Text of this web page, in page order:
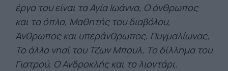
έργα του είναι τα Αγία Ιωάννα, Ο άνθρωπος
και τα όπλα, Μαθητής του διαβόλου,
Άνθρωπος και υπεράνθρωπος, Πυγμαλίωνας,
Το άλλο νησί του Τζων Μπουλ, Το δίλλημα του
Γιατρού, Ο Ανδροκλής και το λιοντάρι.